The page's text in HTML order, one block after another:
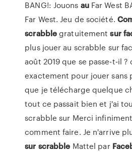
BANG!: Jouons auFar West
Far West. Jeu de société.
scrabblegratuitementsur
plus jouer au scrabble sur
août 2019 que se passe-t-il
exactement pour jouer sans
que je télécharge quelque
tout ce passait bien et j'ai
scrabble sur Merci
comment faire. Je n'arrive
sur scrabble Mattel par